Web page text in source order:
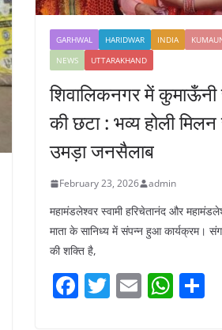
GARHWAL HARIDWAR INDIA
NEWS
UTTARAKHAND
शिवालिकनगर में
की छटा : भव्य होली मिलन
उमड़ा जनसैलाब
February 23, 2026 admin
महामंडलेश्वर स्वामी हरिचेतानंद और
माता के सानिध्य में संपन्न हुआ कार्यक्रम।
की शक्ति है,
F T E W